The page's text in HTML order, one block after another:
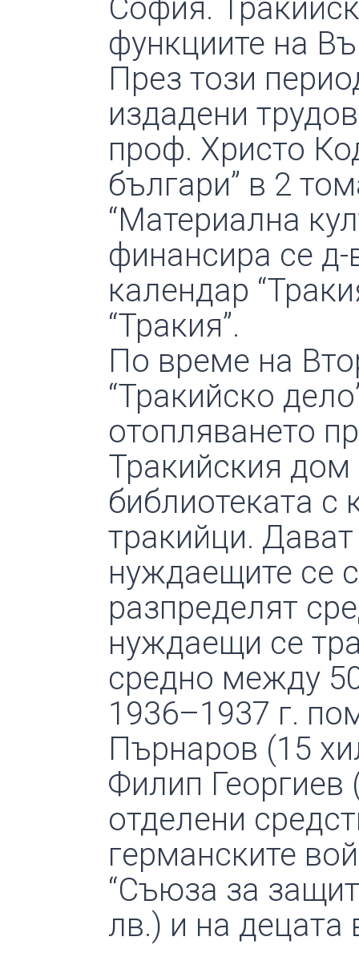
София.
функциите на
През този
издадени
проф. Христо
българи” в 2
“Материална
финансира се д-
календар
“Тракия”.
По време на
“Тракийско
отопляването
Тракийския
библиотеката с
тракийци.
нуждаещите се
разпределят
нуждаещи се
средно между
1936–1937 г.
Пърнаров (15
Филип Георгиев
отделени
германските
“Съюза за
лв.) и на децата